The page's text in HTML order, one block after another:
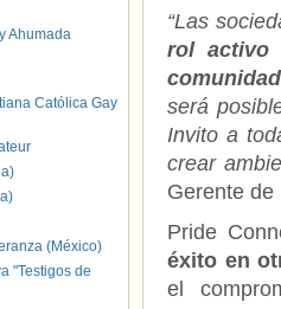
“Las
rol activo
comunidad
será
Invito a
crear
Gerente
Pride
éxito en
el
Ahumada
Católica Gay
(México)
"Testigos de